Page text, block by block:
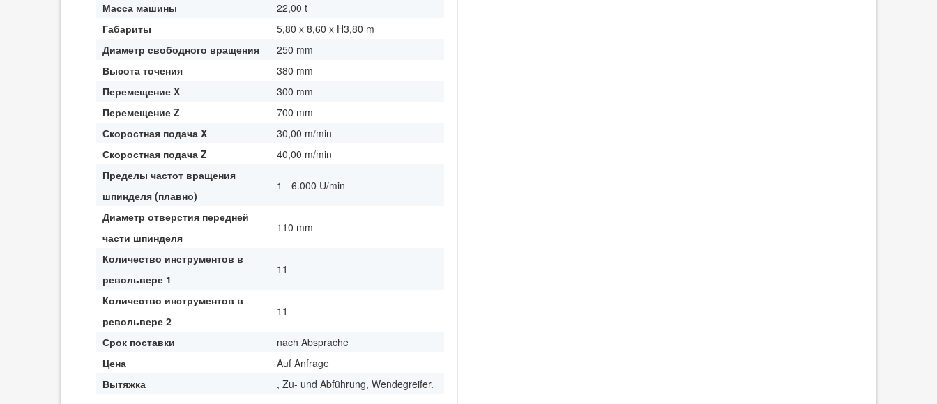
Масса машины
22,00 t
Габариты
5,80 x 8,60 x H3,80 m
Диаметр свободного вращения
250 mm
Высота точения
380 mm
Перемещение X
300 mm
Перемещение Z
700 mm
Скоростная подача X
30,00 m/min
Скоростная подача Z
40,00 m/min
Пределы частот вращения
шпинделя (плавно)
1 - 6.000 U/min
Диаметр отверстия передней
части шпинделя
110 mm
Количество инструментов в
револьвере 1
11
Количество инструментов в
револьвере 2
11
Срок поставки
nach Absprache
Цена
Auf Anfrage
Вытяжка
, Zu- und Abführung, Wendegreifer.